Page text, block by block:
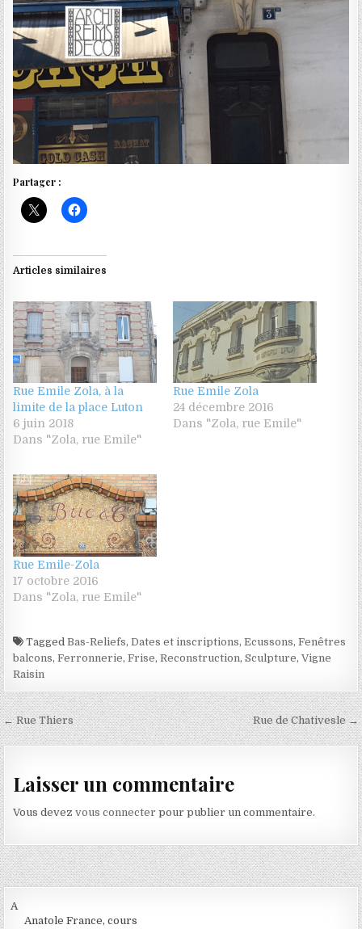
Partager :
Articles similaires
Rue Emile Zola, à la
limite de la place Luton
6 juin 2018
Dans "Zola, rue Emile"
Rue Emile Zola
24 décembre 2016
Dans "Zola, rue Emile"
Rue Emile-Zola
17 octobre 2016
Dans "Zola, rue Emile"
TaggedBas-Reliefs,Dates et inscriptions,Ecussons,Fenêtres
balcons,Ferronnerie,Frise,Reconstruction,Sculpture,Vigne
Raisin
Navigation de l’article Rue de Chativesle →
← Rue Thiers
Laisser un commentaire
Vous devezvous connecter pour publier un commentaire.
A
Anatole France, cours